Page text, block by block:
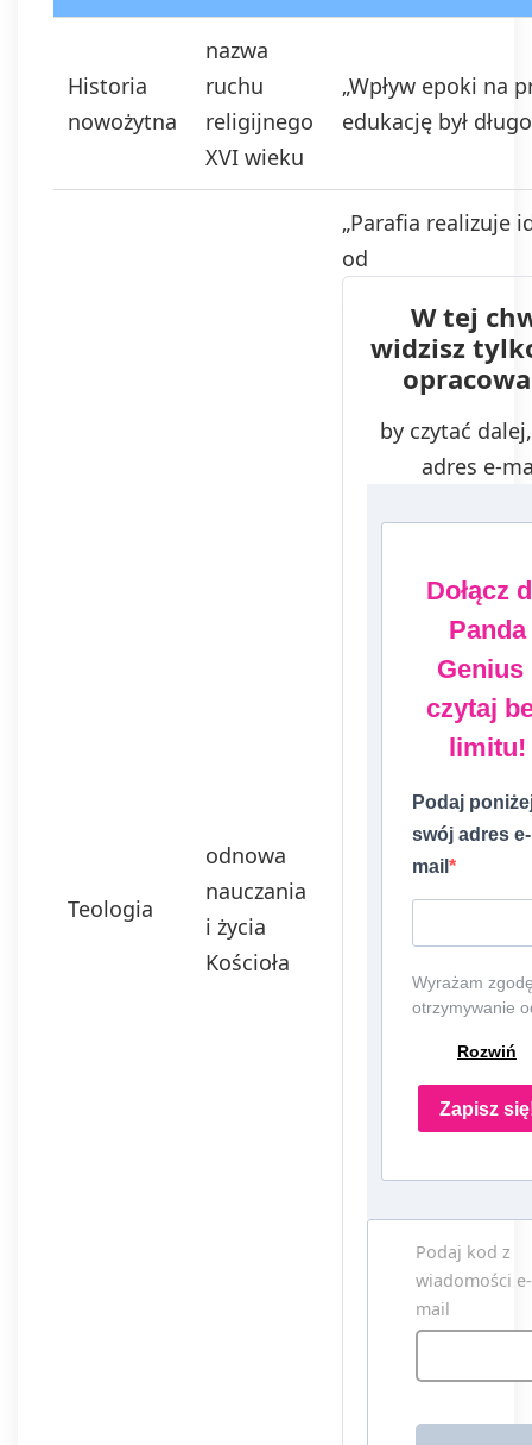
Historia
nowożytna
nazwa
ruchu
religijnego
XVI wieku
„Wpływ epoki na
edukację był
Teologia
odnowa
nauczania
i życia
Kościoła
„Parafia realizuje
od
W tej
widzisz
by czytać
adres e-
Dołącz
Panda
Genius
czytaj
limitu!
Podaj
swój adres e-
mail
Wyrażam
otrzymywanie
ul.
98, 41-250
Czeladź, NIP:
6252475036,
REGON:
"Administrator")
newslettera,
informacji o
tematyce
szkolnictwem
lub/ i
Rozwiń
Zapisz
Podaj kod z
wiadomości e-
mail